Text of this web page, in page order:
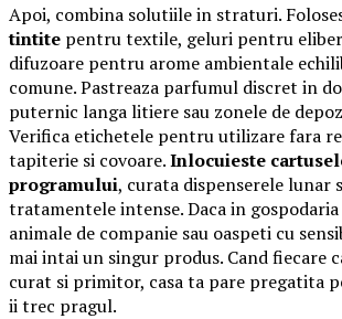
Apoi, combina solutiile in straturi.
tintite pentru textile, geluri pentru
difuzoare pentru arome ambientale
comune. Pastreaza parfumul discret in
puternic langa litiere sau zonele de
Verifica etichetele pentru utilizare fara
tapiterie si covoare.Inlocuieste
programului, curata dispenserele lunar
tratamentele intense. Daca in
animale de companie sau oaspeti cu
mai intai un singur produs. Cand fiecare
curat si primitor, casa ta pare pregatita
ii trec pragul.